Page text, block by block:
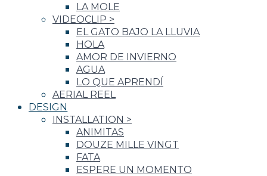
LA MOLE
VIDEOCLIP >
EL GATO BAJO LA LLUVIA
HOLA
AMOR DE INVIERNO
AGUA
LO QUE APRENDÍ
AERIAL REEL
DESIGN
INSTALLATION >
ANIMITAS
DOUZE MILLE VINGT
FATA
ESPERE UN MOMENTO